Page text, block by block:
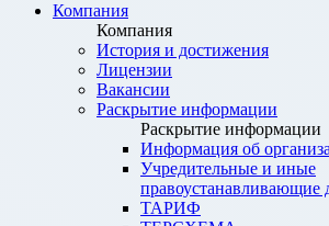
Компания
Компания
История и достижения
Лицензии
Вакансии
Раскрытие информации
Раскрытие информации
Информация об
Учредительные и иные
правоустанавливающие
ТАРИФ